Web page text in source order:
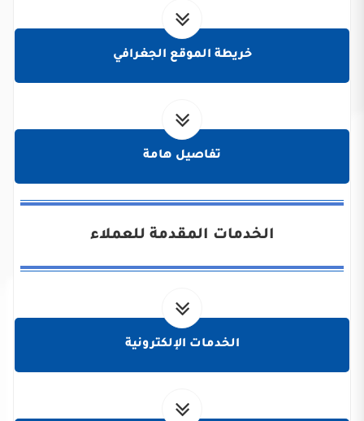
خريطة الموقع الجغرافي
تفاصيل هامة
الخدمات المقدمة للعملاء
الخدمات الإلكترونية